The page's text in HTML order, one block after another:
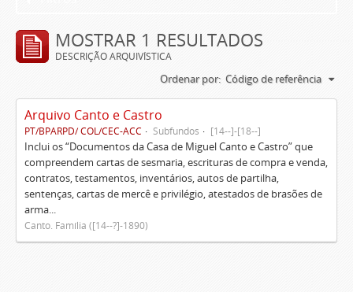
MOSTRAR 1 RESULTADOS
DESCRIÇÃO ARQUIVÍSTICA
Ordenar por: Código de referência
Arquivo Canto e Castro
PT/BPARPD/ COL/CEC-ACC Subfundos [14--]-[18--]
Inclui os “Documentos da Casa de Miguel Canto e Castro” que
compreendem cartas de sesmaria, escrituras de compra e venda,
contratos, testamentos, inventários, autos de partilha,
sentenças, cartas de mercê e privilégio, atestados de brasões de
arma...
Canto. Família ([14--?]-1890)